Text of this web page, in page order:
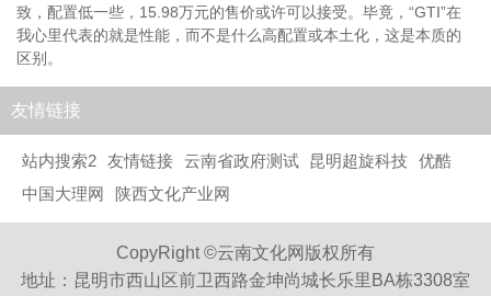
致，配置低一些，15.98万元的售价或许可以接受。毕竟，“GTI”在
我心里代表的就是性能，而不是什么高配置或本土化，这是本质的
区别。
友情链接
站内搜索2 友情链接 云南省政府测试 昆明超旋科技
优酷
中国大理网
陕西文化产业网
CopyRight ©云南文化网版权所有
地址：昆明市西山区前卫西路金坤尚城长乐里BA栋3308室